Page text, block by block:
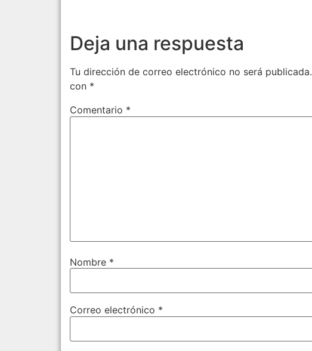
Deja una respuesta
Tu dirección de correo electrónico no será publicada.
con *
Comentario *
Nombre *
Correo electrónico *